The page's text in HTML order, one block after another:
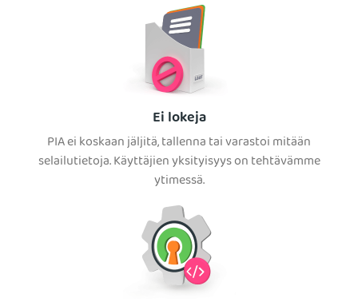
Ei lokeja
PIA ei koskaan jäljitä, tallenna tai varastoi mitään
selailutietoja. Käyttäjien yksityisyys on tehtävämme
ytimessä.